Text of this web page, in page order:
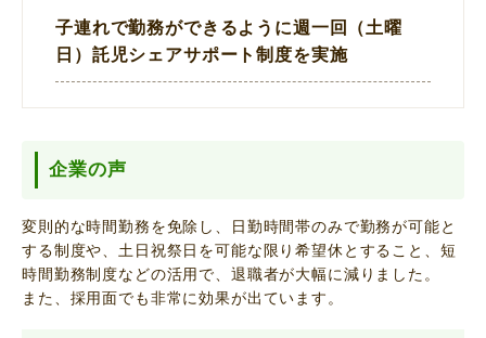
子連れで勤務ができるように週一回（土曜
日）託児シェアサポート制度を実施
企業の声
変則的な時間勤務を免除し、日勤時間帯のみで勤務が可能と
する制度や、土日祝祭日を可能な限り希望休とすること、短
時間勤務制度などの活用で、退職者が大幅に減りました。
また、採用面でも非常に効果が出ています。